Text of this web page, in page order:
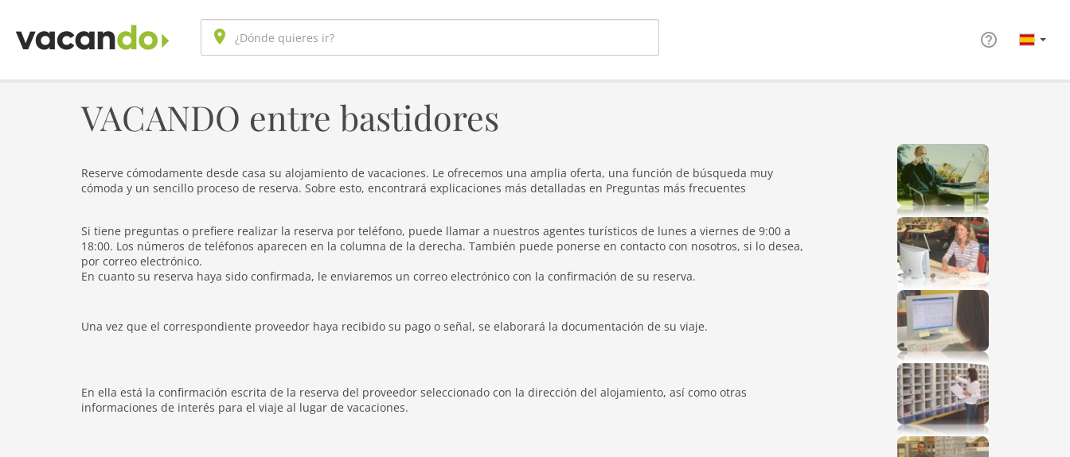
VACANDO entre bastidores
Reserve cómodamente desde casa su alojamiento de vacaciones. Le ofrecemos una amplia oferta, una función de búsqueda muy
cómoda y un sencillo proceso de reserva. Sobre esto, encontrará explicaciones más detalladas en Preguntas más frecuentes
Si tiene preguntas o prefiere realizar la reserva por teléfono, puede llamar a nuestros agentes turísticos de lunes a viernes de 9:00 a
18:00. Los números de teléfonos aparecen en la columna de la derecha. También puede ponerse en contacto con nosotros, si lo desea,
por correo electrónico.
En cuanto su reserva haya sido confirmada, le enviaremos un correo electrónico con la confirmación de su reserva.
Una vez que el correspondiente proveedor haya recibido su pago o señal, se elaborará la documentación de su viaje.
En ella está la confirmación escrita de la reserva del proveedor seleccionado con la dirección del alojamiento, así como otras
informaciones de interés para el viaje al lugar de vacaciones.